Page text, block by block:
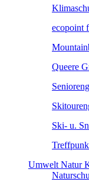
ecopoint
Queere
Ski- u.
Umwelt Natur